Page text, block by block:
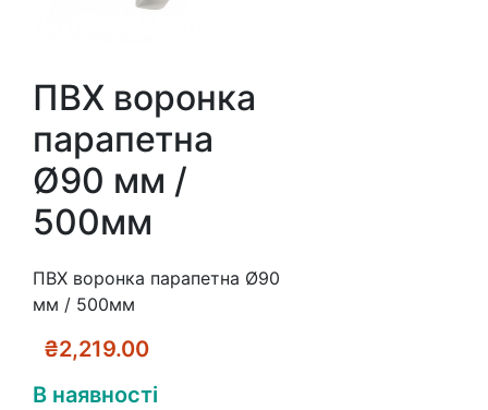
ПВХ воронка
парапетна
Ø90 мм /
500мм
ПВХ воронка парапетна Ø90
мм / 500мм
₴2,219.00
В наявності